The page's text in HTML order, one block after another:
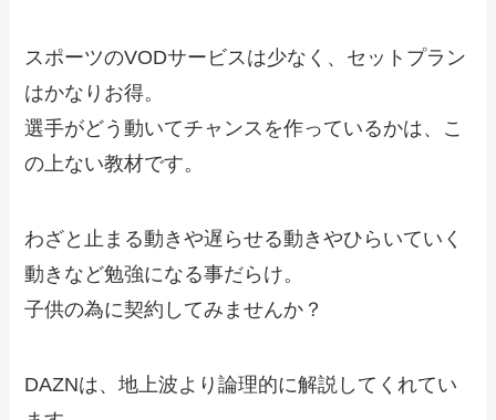
スポーツのVODサービスは少なく、セットプラン
はかなりお得。
選手がどう動いてチャンスを作っているかは、こ
の上ない教材です。
わざと止まる動きや遅らせる動きやひらいていく
動きなど勉強になる事だらけ。
子供の為に契約してみませんか？
DAZNは、地上波より論理的に解説してくれてい